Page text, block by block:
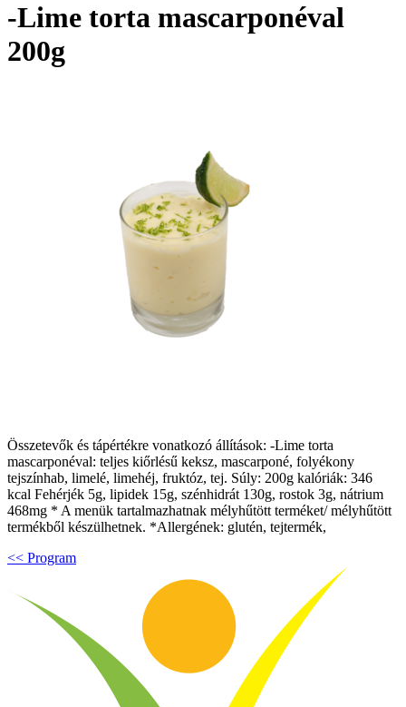
-Lime torta mascarponéval
200g
Összetevők és tápértékre vonatkozó állítások: -Lime torta
mascarponéval: teljes kiőrlésű keksz, mascarponé, folyékony
tejszínhab, limelé, limehéj, fruktóz, tej. Súly: 200g kalóriák: 346
kcal Fehérjék 5g, lipidek 15g, szénhidrát 130g, rostok 3g, nátrium
468mg * A menük tartalmazhatnak mélyhűtött terméket/ mélyhűtött
termékből készülhetnek. *Allergének: glutén, tejtermék,
<< Program